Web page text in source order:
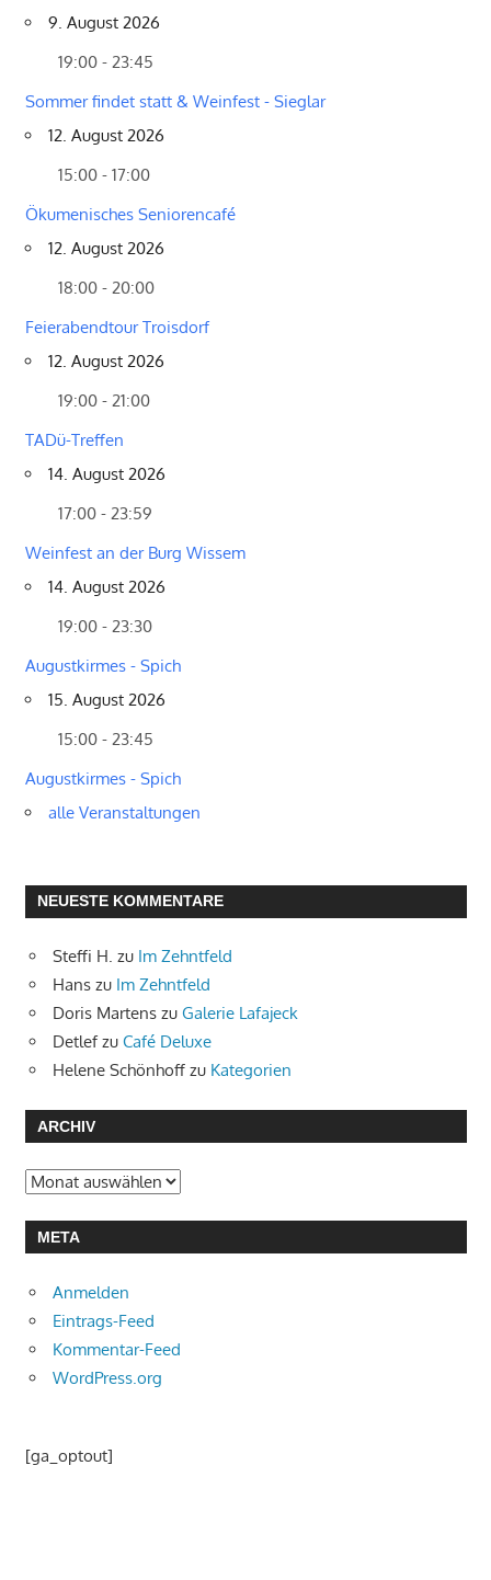
9. August 2026
19:00 - 23:45
Sommer findet statt & Weinfest - Sieglar
12. August 2026
15:00 - 17:00
Ökumenisches Seniorencafé
12. August 2026
18:00 - 20:00
Feierabendtour Troisdorf
12. August 2026
19:00 - 21:00
TADü-Treffen
14. August 2026
17:00 - 23:59
Weinfest an der Burg Wissem
14. August 2026
19:00 - 23:30
Augustkirmes - Spich
15. August 2026
15:00 - 23:45
Augustkirmes - Spich
alle Veranstaltungen
NEUESTE KOMMENTARE
Steffi H. zu Im Zehntfeld
Hans zu Im Zehntfeld
Doris Martens zu Galerie Lafajeck
Detlefzu Café Deluxe
Helene Schönhoff zu Kategorien
ARCHIV
Archiv
META
Anmelden
Eintrags-Feed
Kommentar-Feed
WordPress.org
[ga_optout]